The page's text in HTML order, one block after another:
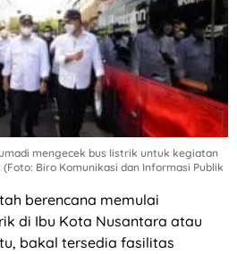
mengecek bus listrik untuk kegiatan
(Foto: Biro Komunikasi dan Informasi Publik
berencana memulai
di Ibu Kota Nusantara atau
bakal tersedia fasilitas